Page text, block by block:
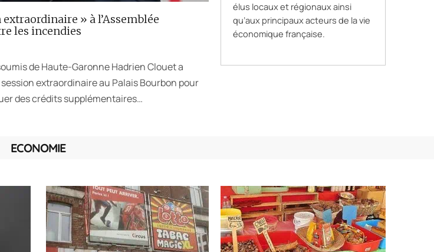
» à l’Assemblée
les incendies
de Haute-Garonne Hadrien Clouet a
extraordinaire au Palais Bourbon pour
des crédits supplémentaires…
élus locaux et régionaux ainsi
qu’aux principaux acteurs de la vie
économique française.
ECONOMIE